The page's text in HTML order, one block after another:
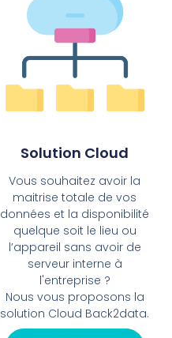
Solution Cloud
Vous souhaitez avoir la
maitrise totale de vos
données et la disponibilité
quelque soit le lieu ou
l’appareil sans avoir de
serveur interne à
l'entreprise ?
Nous vous proposons la
solution Cloud Back2data.